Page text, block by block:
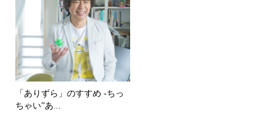
「ありずら」のすすめ -ちっ
ちゃい”あ...